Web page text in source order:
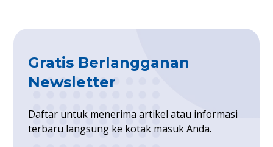
Gratis Berlangganan
Newsletter
Daftar untuk menerima artikel atau informasi
terbaru langsung ke kotak masuk Anda.